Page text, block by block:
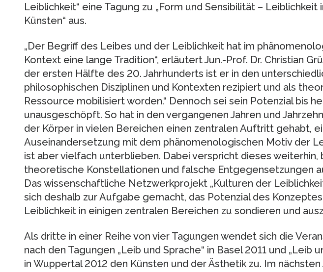
Leiblichkeit“ eine Tagung zu „Form und Sensibilität – Leiblichkeit
Künsten“ aus.
„Der Begriff des Leibes und der Leiblichkeit hat im
Kontext eine lange Tradition“, erläutert Jun.-Prof. Dr. Christian
der ersten Hälfte des 20. Jahrhunderts ist er in den
philosophischen Disziplinen und Kontexten rezipiert und als
Ressource mobilisiert worden.“ Dennoch sei sein Potenzial bis
unausgeschöpft. So hat in den vergangenen Jahren und
der Körper in vielen Bereichen einen zentralen Auftritt gehabt,
Auseinandersetzung mit dem phänomenologischen Motiv der
ist aber vielfach unterblieben. Dabei verspricht dieses weiterhin,
theoretische Konstellationen und falsche Entgegensetzungen
Das wissenschaftliche Netzwerkprojekt „Kulturen der
sich deshalb zur Aufgabe gemacht, das Potenzial des
Leiblichkeit in einigen zentralen Bereichen zu sondieren und
Als dritte in einer Reihe von vier Tagungen wendet sich die
nach den Tagungen „Leib und Sprache“ in Basel 2011 und „Leib
in Wuppertal 2012 den Künsten und der Ästhetik zu. Im nächsten